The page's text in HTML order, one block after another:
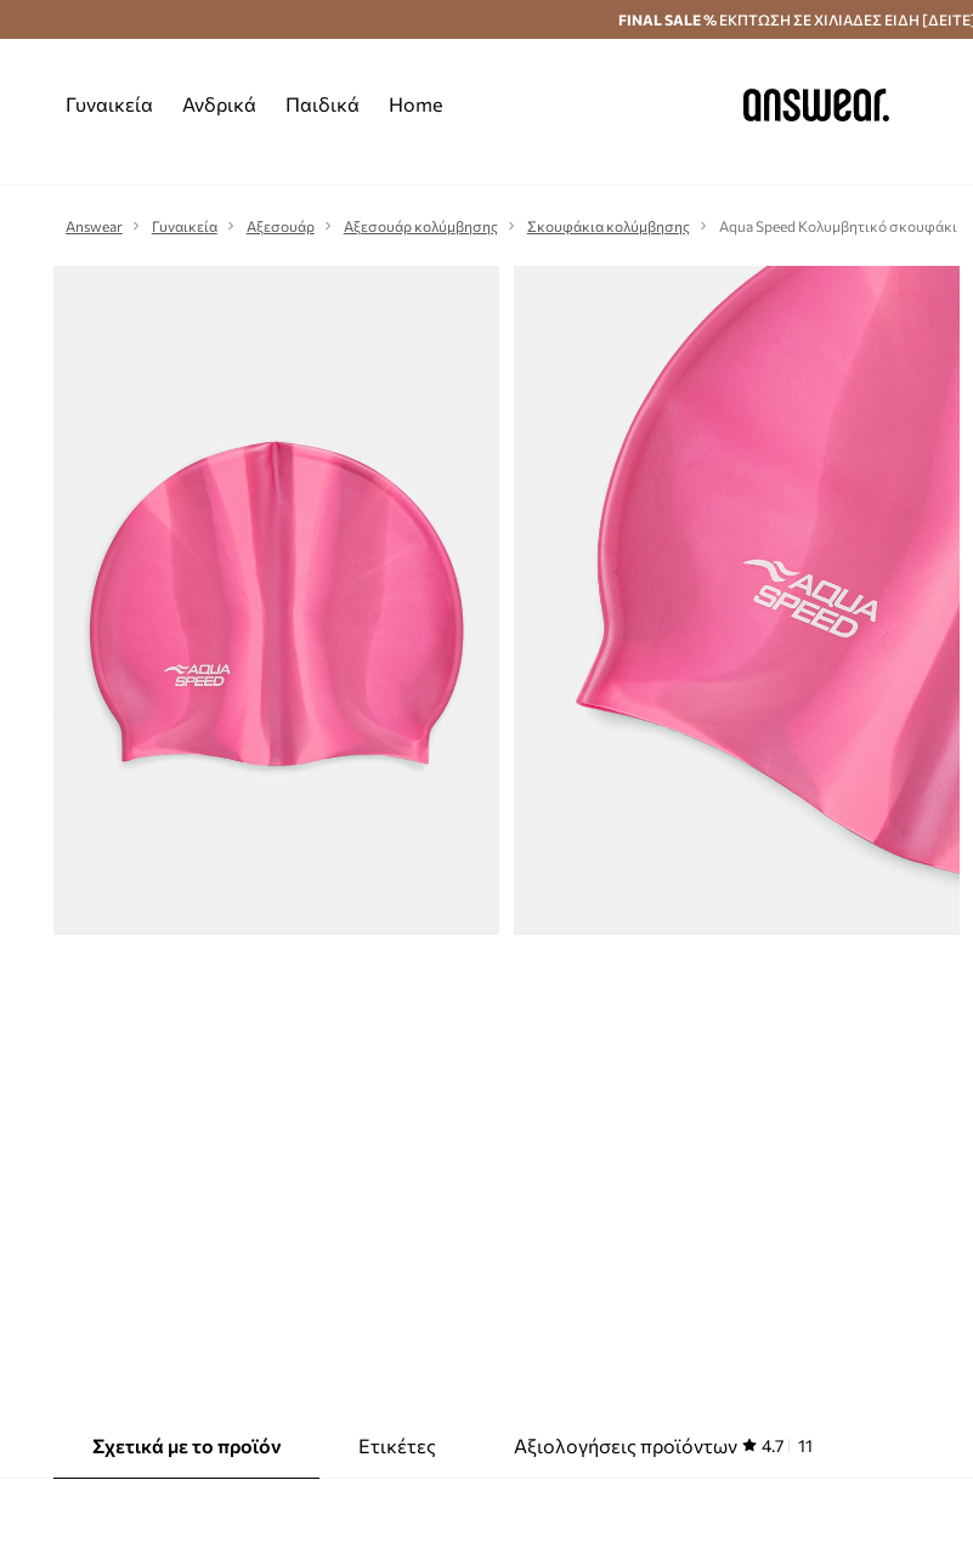
Δωρεάν μεταφορικά άνω των 70 € Αποστολή σε 24 ώρες
FINAL SALE % ΕΚΠΤΩΣΗ ΣΕ ΧΙΛΙΑΔΕΣ ΕΙΔΗ
Γυναικεία Ανδρικά Παιδικά Home
Answear Γυναικεία Αξεσουάρ Αξεσουάρ κολύμβησης Σκουφάκια κολύμβησης Aqua Speed Κολυμβητικό σκουφάκι
Σχετικά με το προϊόν Ετικέτες Αξιολογήσεις προϊόντων 4.7 11